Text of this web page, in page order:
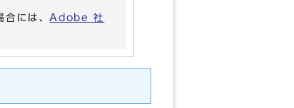
合には、Adobe 社